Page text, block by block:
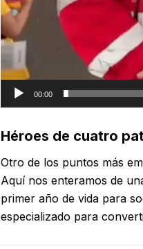
00:00
Héroes de cuatro
Otro de los puntos más
Aquí nos enteramos de
primer año de vida para
especializado para